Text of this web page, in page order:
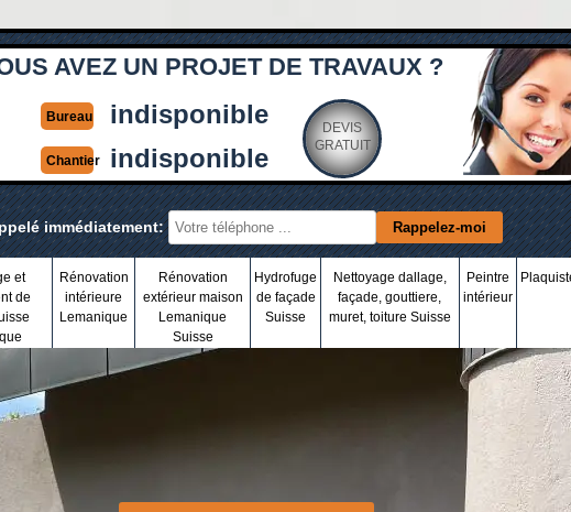
AVEZ UN PROJET DE TRAVAUX ?
Bureau indisponible
Chantier indisponible
DEVIS
GRATUIT
immédiatement:
et
de
Rénovation
intérieure
Lemanique
Rénovation
extérieur maison
Lemanique
Suisse
Hydrofuge
de façade
Suisse
Nettoyage dallage,
façade, gouttiere,
muret, toiture Suisse
Peintre
intérieur